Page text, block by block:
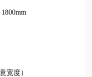
宽度）